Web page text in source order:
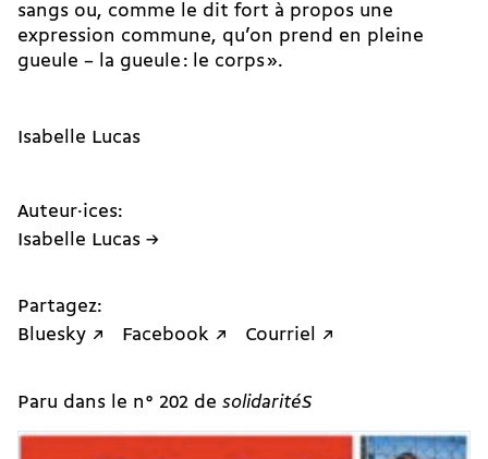
sangs ou, comme le dit fort à propos une
expression commune, qu’on prend en pleine
gueule – la gueule : le corps ».
Isabelle Lucas
Auteur·ices:
Isabelle Lucas →
Partagez:
Bluesky ↗
Facebook ↗ Courriel ↗
Paru dans le n° 202 de solidaritéS